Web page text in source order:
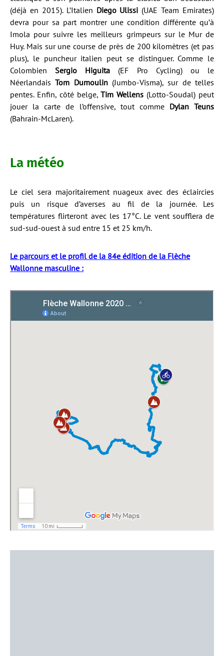
(déjà en 2015). L’Italien Diego Ulissi (UAE Team Emirates)
devra pour sa part montrer une condition différente qu’à
Imola pour suivre les meilleurs grimpeurs sur le Mur de
Huy. Mais sur une course de près de 200 kilomètres (et pas
plus), le puncheur italien peut se distinguer. Comme le
ColombienSergio Higuita (EF Pro Cycling) ou le
NéerlandaisTom Dumoulin (Jumbo-Visma), sur de telles
pentes. Enfin, côté belge,Tim Wellens (Lotto-Soudal) peut
jouer la carte de l’offensive, tout comme Dylan Teuns
(Bahrain-McLaren).
La météo
Le ciel sera majoritairement nuageux avec des éclaircies
puis un risque d’averses au fil de la journée. Les
températures flirteront avec les 17°C. Le vent soufflera de
sud-sud-ouest à sud entre 15 et 25 km/h.
Le parcours et le profil de la 84e édition de la Flèche
Wallonne masculine :